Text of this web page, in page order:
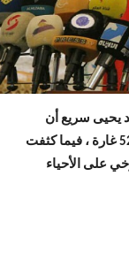
يحيى سريع أن
طيران التحالف شن خلال الـ48 ساعة الماضية 52 غارة ، فيما كثفت
على الأحياء